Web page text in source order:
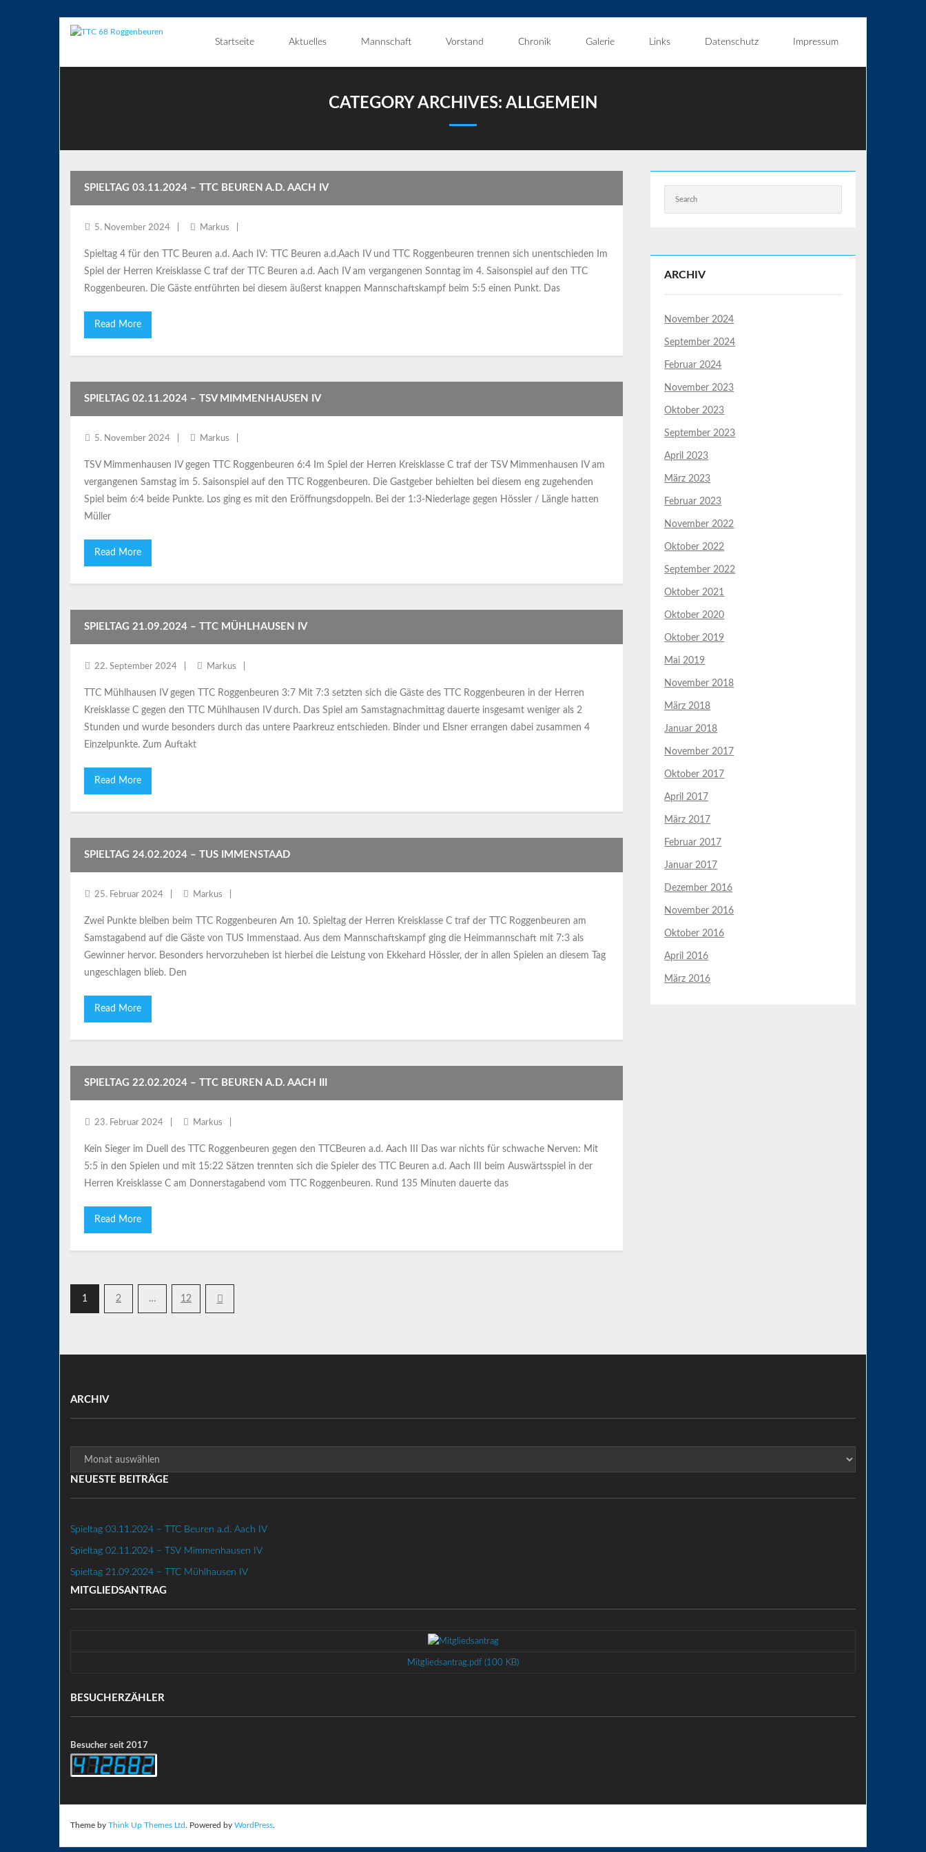
Skip
Startseite Aktuelles Mannschaft Vorstand Chronik Galerie Links Datenschutz Impressum
CATEGORY ARCHIVES: ALLGEMEIN
SPIELTAG 03.11.2024 – TTC BEUREN A.D. AACH IV
5. November 2024 Markus
Spieltag 4 für den TTC Beuren a.d. Aach IV: TTC Beuren a.d.Aach IV und TTC Roggenbeuren trennen sich unentschieden Im
Spiel der Herren Kreisklasse C traf der TTC Beuren a.d. Aach IV am vergangenen Sonntag im 4. Saisonspiel auf den TTC
Roggenbeuren. Die Gäste entführten bei diesem äußerst knappen Mannschaftskampf beim 5:5 einen Punkt. Das
Read More
SPIELTAG 02.11.2024 – TSV MIMMENHAUSEN IV
5. November 2024 Markus
TSV Mimmenhausen IV gegen TTC Roggenbeuren 6:4 Im Spiel der Herren Kreisklasse C traf der TSV Mimmenhausen IV am
vergangenen Samstag im 5. Saisonspiel auf den TTC Roggenbeuren. Die Gastgeber behielten bei diesem eng zugehenden
Spiel beim 6:4 beide Punkte. Los ging es mit den Eröffnungsdoppeln. Bei der 1:3-Niederlage gegen Hössler / Längle hatten
Müller
Read More
SPIELTAG 21.09.2024 – TTC MÜHLHAUSEN IV
22. September 2024 Markus
TTC Mühlhausen IV gegen TTC Roggenbeuren 3:7 Mit 7:3 setzten sich die Gäste des TTC Roggenbeuren in der Herren
Kreisklasse C gegen den TTC Mühlhausen IV durch. Das Spiel am Samstagnachmittag dauerte insgesamt weniger als 2
Stunden und wurde besonders durch das untere Paarkreuz entschieden. Binder und Elsner errangen dabei zusammen 4
Einzelpunkte. Zum Auftakt
Read More
SPIELTAG 24.02.2024 – TUS IMMENSTAAD
25. Februar 2024 Markus
Zwei Punkte bleiben beim TTC Roggenbeuren Am 10. Spieltag der Herren Kreisklasse C traf der TTC Roggenbeuren am
Samstagabend auf die Gäste von TUS Immenstaad. Aus dem Mannschaftskampf ging die Heimmannschaft mit 7:3 als
Gewinner hervor. Besonders hervorzuheben ist hierbei die Leistung von Ekkehard Hössler, der in allen Spielen an diesem Tag
ungeschlagen blieb. Den
Read More
SPIELTAG 22.02.2024 – TTC BEUREN A.D. AACH III
23. Februar 2024 Markus
Kein Sieger im Duell des TTC Roggenbeuren gegen den TTCBeuren a.d. Aach III Das war nichts für schwache Nerven: Mit
5:5 in den Spielen und mit 15:22 Sätzen trennten sich die Spieler des TTC Beuren a.d. Aach III beim Auswärtsspiel in der
Herren Kreisklasse C am Donnerstagabend vom TTC Roggenbeuren. Rund 135 Minuten dauerte das
Read More
1 2 … 12
ARCHIV
November 2024
September 2024
Februar 2024
November 2023
Oktober 2023
September 2023
April 2023
März 2023
Februar 2023
November 2022
Oktober 2022
September 2022
Oktober 2021
Oktober 2020
Oktober 2019
Mai 2019
November 2018
März 2018
Januar 2018
November 2017
Oktober 2017
April 2017
März 2017
Februar 2017
Januar 2017
Dezember 2016
November 2016
Oktober 2016
April 2016
März 2016
ARCHIV
Archiv
NEUESTE BEITRÄGE
Spieltag 03.11.2024 – TTC Beuren a.d. Aach IV
Spieltag 02.11.2024 – TSV Mimmenhausen IV
Spieltag 21.09.2024 – TTC Mühlhausen IV
MITGLIEDSANTRAG
Mitgliedsantrag.pdf (100 KB)
BESUCHERZÄHLER
Besucher seit 2017
Theme by Think Up Themes Ltd . Powered by WordPress